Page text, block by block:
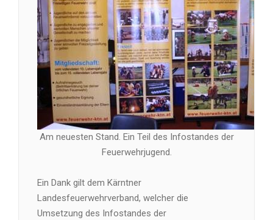
Am neuesten Stand. Ein Teil des Infostandes der
Feuerwehrjugend.
Ein Dank gilt dem Kärntner
Landesfeuerwehrverband, welcher die
Umsetzung des Infostandes der